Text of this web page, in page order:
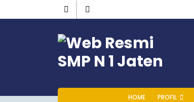
HOME PROFIL